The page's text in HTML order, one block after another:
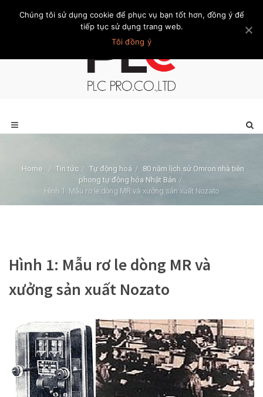
Trang chủ Giới thiệu Khách hàng Liên hệ Thành viên
Home / Tin tức / Tự động hoá / 80 năm lịch sử Omron nhà tiên
phong tự động hóa Nhật Bản /
Hình 1: Mẫu rơ le dòng MR và xưởng sản xuất Nozato
Hình 1: Mẫu rơ le dòng MR và
xưởng sản xuất Nozato
Chúng tôi sử dụng cookie để phục vụ bạn tốt hơn, đồng ý để
tiếp tục sử dụng trang web.
Tôi đồng ý